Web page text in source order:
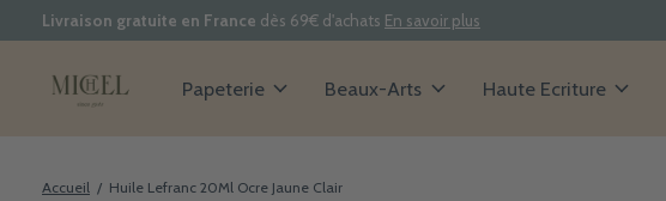
Livraison gratuite en France dès 69€ d'achats En savoir plus
Papeterie Beaux-Arts Haute Ecriture
Accueil / Huile Lefranc 20Ml Ocre Jaune Clair